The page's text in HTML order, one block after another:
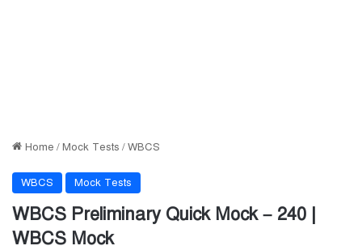
Home /Mock Tests /WBCS
WBCS Mock Tests
WBCS Preliminary Quick Mock – 240 |
WBCS Mock